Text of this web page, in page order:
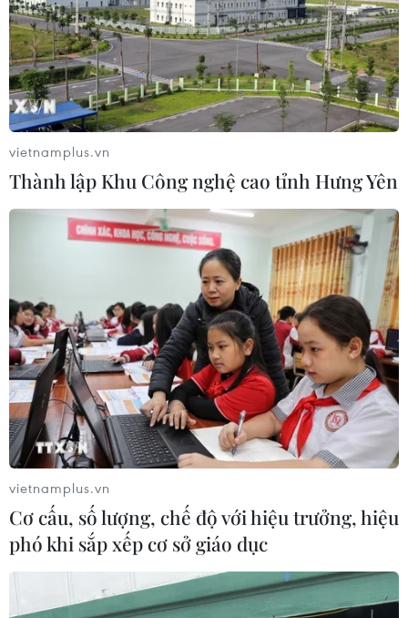
vietnamplus.vn
Thành lập Khu Công nghệ cao tỉnh Hưng Yên
vietnamplus.vn
Cơ cấu, số lượng, chế độ với hiệu trưởng, hiệu
phó khi sắp xếp cơ sở giáo dục